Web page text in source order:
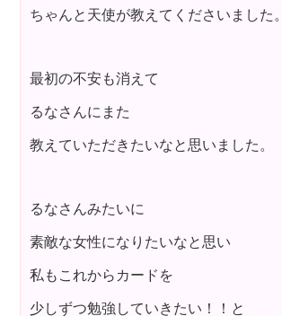
ちゃんと天使が教えてくださいました。
最初の不安も消えて
るなさんにまた
教えていただきたいなと思いました。
るなさんみたいに
素敵な女性になりたいなと思い
私もこれからカードを
少しずつ勉強していきたい！！と